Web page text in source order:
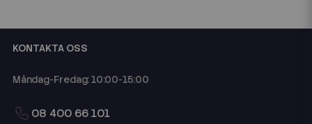
KONTAKTA OSS
Måndag-Fredag: 10:00-15:00
08 400 66 101